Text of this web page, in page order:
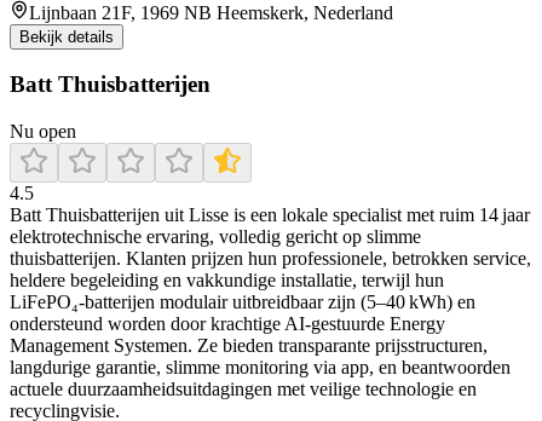
Lijnbaan 21F, 1969 NB Heemskerk, Nederland
Bekijk details
Batt Thuisbatterijen
Nu open
4.5
Batt Thuisbatterijen uit Lisse is een lokale specialist met ruim 14 jaar
elektrotechnische ervaring, volledig gericht op slimme
thuisbatterijen. Klanten prijzen hun professionele, betrokken service,
heldere begeleiding en vakkundige installatie, terwijl hun
LiFePO₄‑batterijen modulair uitbreidbaar zijn (5–40 kWh) en
ondersteund worden door krachtige AI‑gestuurde Energy
Management Systemen. Ze bieden transparante prijsstructuren,
langdurige garantie, slimme monitoring via app, en beantwoorden
actuele duurzaamheidsuitdagingen met veilige technologie en
recyclingvisie.